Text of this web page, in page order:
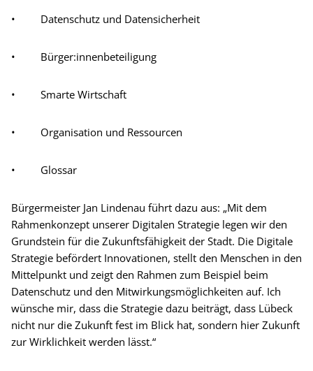
• Datenschutz und Datensicherheit
• Bürger:innenbeteiligung
• Smarte Wirtschaft
• Organisation und Ressourcen
• Glossar
Bürgermeister Jan Lindenau führt dazu aus: „Mit dem
Rahmenkonzept unserer Digitalen Strategie legen wir den
Grundstein für die Zukunftsfähigkeit der Stadt. Die Digitale
Strategie befördert Innovationen, stellt den Menschen in den
Mittelpunkt und zeigt den Rahmen zum Beispiel beim
Datenschutz und den Mitwirkungsmöglichkeiten auf. Ich
wünsche mir, dass die Strategie dazu beiträgt, dass Lübeck
nicht nur die Zukunft fest im Blick hat, sondern hier Zukunft
zur Wirklichkeit werden lässt.“